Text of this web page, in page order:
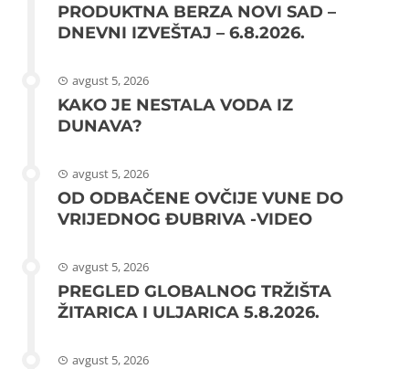
PRODUKTNA BERZA NOVI SAD –
DNEVNI IZVEŠTAJ – 6.8.2026.
avgust 5, 2026
KAKO JE NESTALA VODA IZ
DUNAVA?
avgust 5, 2026
OD ODBAČENE OVČIJE VUNE DO
VRIJEDNOG ĐUBRIVA -VIDEO
avgust 5, 2026
PREGLED GLOBALNOG TRŽIŠTA
ŽITARICA I ULJARICA 5.8.2026.
avgust 5, 2026